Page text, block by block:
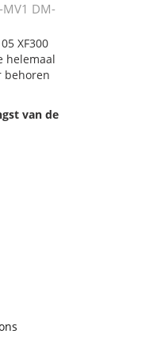
MV1 DM-
XF300
helemaal
behoren
van de